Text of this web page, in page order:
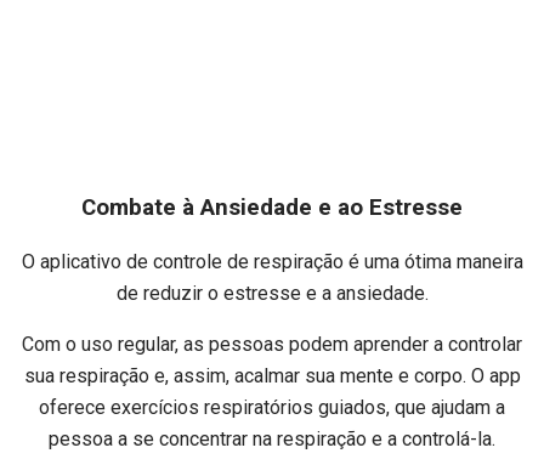
Combate à Ansiedade e ao Estresse
O aplicativo de controle de respiração é uma ótima maneira
de reduzir o estresse e a ansiedade.
Com o uso regular, as pessoas podem aprender a controlar
sua respiração e, assim, acalmar sua mente e corpo. O app
oferece exercícios respiratórios guiados, que ajudam a
pessoa a se concentrar na respiração e a controlá-la.